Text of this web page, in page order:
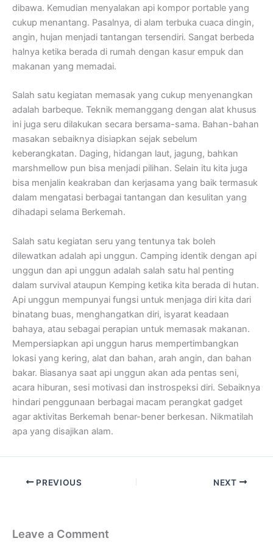
dibawa. Kemudian menyalakan api kompor portable yang
cukup menantang. Pasalnya, di alam terbuka cuaca dingin,
angin, hujan menjadi tantangan tersendiri. Sangat berbeda
halnya ketika berada di rumah dengan kasur empuk dan
makanan yang memadai.
Salah satu kegiatan memasak yang cukup menyenangkan
adalah barbeque. Teknik memanggang dengan alat khusus
ini juga seru dilakukan secara bersama-sama. Bahan-bahan
masakan sebaiknya disiapkan sejak sebelum
keberangkatan. Daging, hidangan laut, jagung, bahkan
marshmellow pun bisa menjadi pilihan. Selain itu kita juga
bisa menjalin keakraban dan kerjasama yang baik termasuk
dalam mengatasi berbagai tantangan dan kesulitan yang
dihadapi selama Berkemah.
Salah satu kegiatan seru yang tentunya tak boleh
dilewatkan adalah api unggun. Camping identik dengan api
unggun dan api unggun adalah salah satu hal penting
dalam survival ataupun Kemping ketika kita berada di hutan.
Api unggun mempunyai fungsi untuk menjaga diri kita dari
binatang buas, menghangatkan diri, isyarat keadaan
bahaya, atau sebagai perapian untuk memasak makanan.
Mempersiapkan api unggun harus mempertimbangkan
lokasi yang kering, alat dan bahan, arah angin, dan bahan
bakar. Biasanya saat api unggun akan ada pentas seni,
acara hiburan, sesi motivasi dan instrospeksi diri. Sebaiknya
hindari penggunaan berbagai macam perangkat gadget
agar aktivitas Berkemah benar-bener berkesan. Nikmatilah
apa yang disajikan alam.
PREVIOUS NEXT
Leave a Comment